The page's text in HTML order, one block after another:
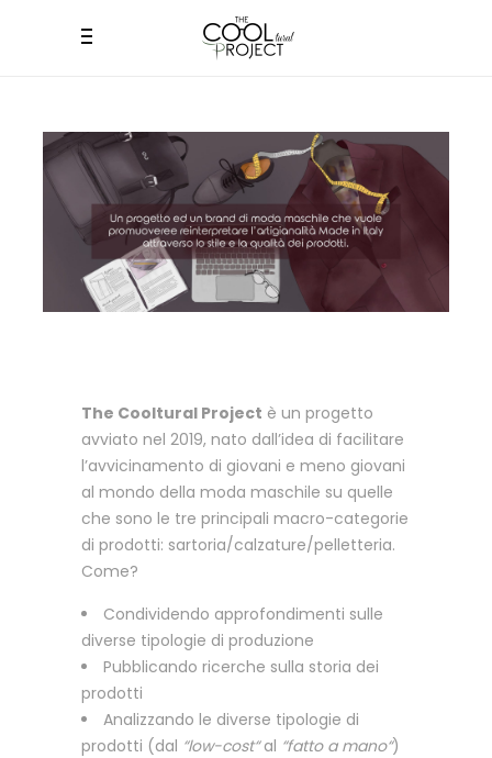
The Cooltural Project è un progetto
avviato nel 2019, nato dall’idea di facilitare
l’avvicinamento di giovani e meno giovani
al mondo della moda maschile su quelle
che sono le tre principali macro-categorie
di prodotti: sartoria/calzature/pelletteria.
Come?
Condividendo approfondimenti sulle
diverse tipologie di produzione
Pubblicando ricerche sulla storia dei
prodotti
Analizzando le diverse tipologie di
prodotti (dal “low-cost“al “fatto a mano“)